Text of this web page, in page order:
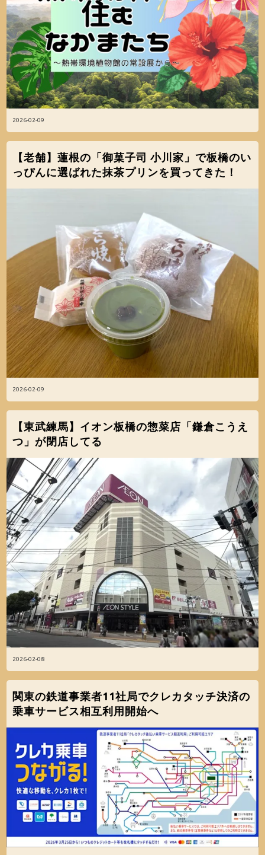
2026-02-09
2026-02-09
【老舗】蓮根の「御菓子司 小川家」で板橋のい
っぴんに選ばれた抹茶プリンを買ってきた！
2026-02-08
【東武練馬】イオン板橋の惣菜店「鎌倉こうえ
つ」が閉店してる
関東の鉄道事業者11社局でクレカタッチ決済の
乗車サービス相互利用開始へ